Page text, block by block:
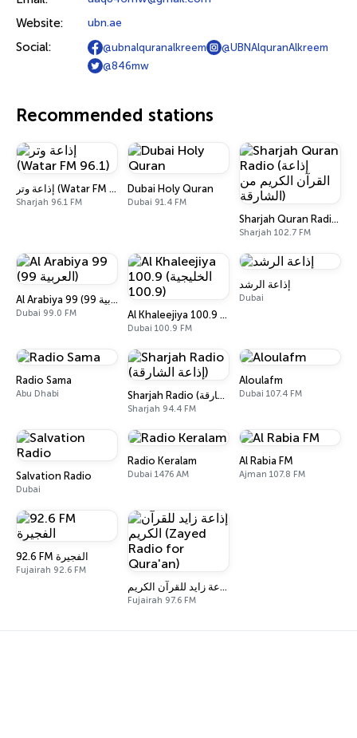
Website: ubn.ae
Social: @ubnalquranalkreem
@UBNAlquranAlkreem
@846mw
Recommended stations
إذاعة وتر (Watar FM 96.1)
Sharjah 96.1 FM
Dubai Holy Quran
Dubai 91.4 FM
Sharjah Quran Radio (إذاعة القرآن الكريم من الشارقة)
Sharjah 102.7 FM
Al Arabiya 99 (العربية 99)
Dubai 99.0 FM Al Khaleejiya 100.9 (الخليجية 100.9)
Dubai 100.9 FM
إذاعة الرشد
Dubai
Radio Sama
Abu Dhabi Sharjah Radio (إذاعة الشارقة)
Sharjah 94.4 FM
Aloulafm
Dubai 107.4 FM
Salvation Radio
Dubai
Radio Keralam
Dubai 1476 AM
Al Rabia FM
Ajman 107.8 FM
92.6 FM الفجيرة
Fujairah 92.6 FM
إذاعة زايد للقرآن الكريم (Zayed Radio for Qura'an)
Fujairah 97.6 FM